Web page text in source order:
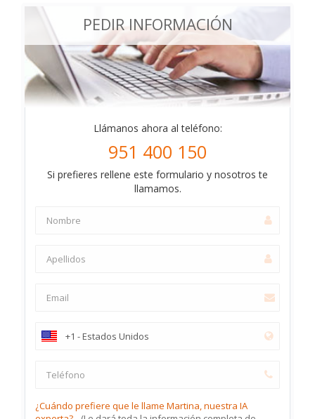
PEDIR INFORMACIÓN
Llámanos ahora al teléfono:
951 400 150
Si prefieres rellene este formulario y nosotros te
llamamos.
¿Cuándo prefiere que le llame Martina, nuestra IA